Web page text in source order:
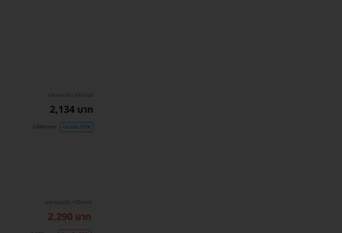
ราคาจองกับ HDmall
2,134 บาท
3,880 บาท ประหยัด 45%
ราคาจองกับ HDmall
2,290 บาท